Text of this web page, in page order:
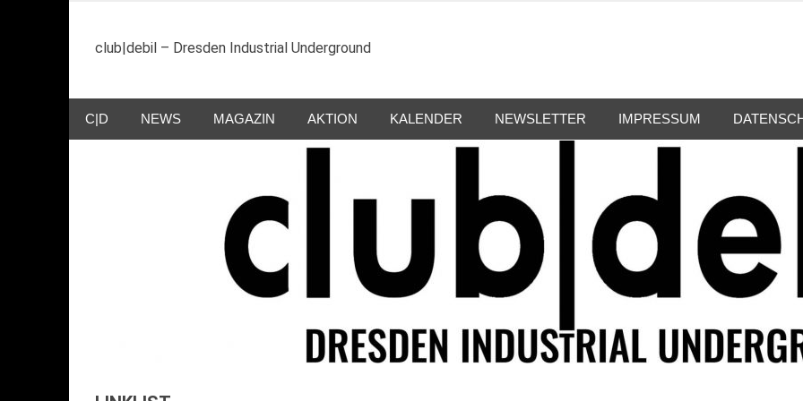
springen
club|debil – Dresden Industrial Underground
C|D NEWS MAGAZIN AKTION KALENDER NEWSLETTER IMPRESSUM